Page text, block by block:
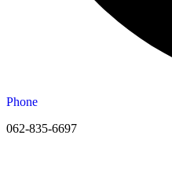
Phone
062-835-6697